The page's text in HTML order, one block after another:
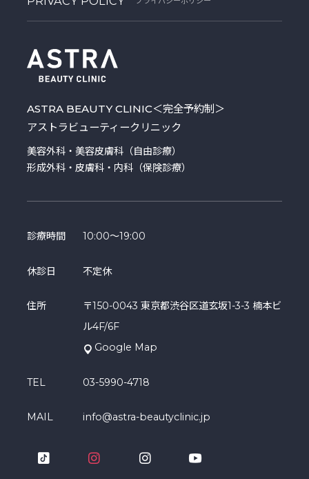
ASTRA BEAUTY CLINIC＜完全予約制＞
アストラビューティークリニック
美容外科・美容皮膚科（自由診療）
形成外科・皮膚科・内科（保険診療）
診療時間 10:00～19:00
休診日 不定休
住所
〒150-0043 東京都渋谷区道玄坂1-3-3 楠本ビ
ル4F/6F
Google Map
TEL 03-5990-4718
MAIL info@astra-beautyclinic.jp